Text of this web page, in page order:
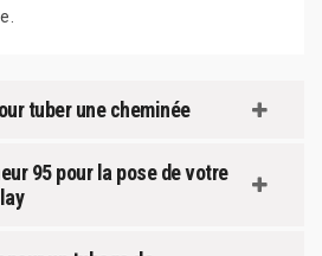
tuber une cheminée
95 pour la pose de votre